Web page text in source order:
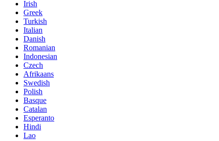
Irish
Greek
Turkish
Italian
Danish
Romanian
Indonesian
Czech
Afrikaans
Swedish
Polish
Basque
Catalan
Esperanto
Hindi
Lao